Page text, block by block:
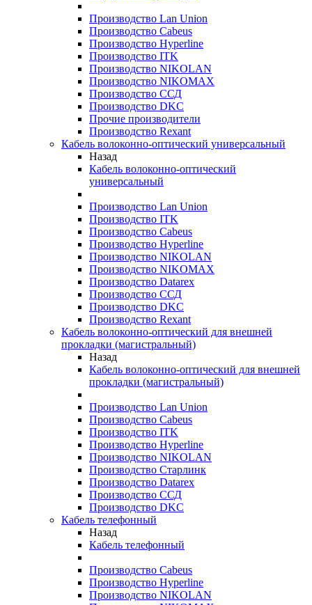
Производство Lan Union
Производство Cabeus
Производство Hyperline
Производство ITK
Производство NIKOLAN
Производство NIKOMAX
Производство ССД
Производство DKC
Прочие производители
Производство Rexant
Кабель волоконно-оптический универсальный
Назад
Кабель волоконно-оптический
универсальный
Производство Lan Union
Производство ITK
Производство Cabeus
Производство Hyperline
Производство NIKOLAN
Производство NIKOMAX
Производство Datarex
Производство ССД
Производство DKC
Производство Rexant
Кабель волоконно-оптический для внешней
прокладки (магистральный)
Назад
Кабель волоконно-оптический для внешней
прокладки (магистральный)
Производство Lan Union
Производство Cabeus
Производство ITK
Производство Hyperline
Производство NIKOLAN
Производство Старлинк
Производство Datarex
Производство ССД
Производство DKC
Кабель телефонный
Назад
Кабель телефонный
Производство Cabeus
Производство Hyperline
Производство NIKOLAN